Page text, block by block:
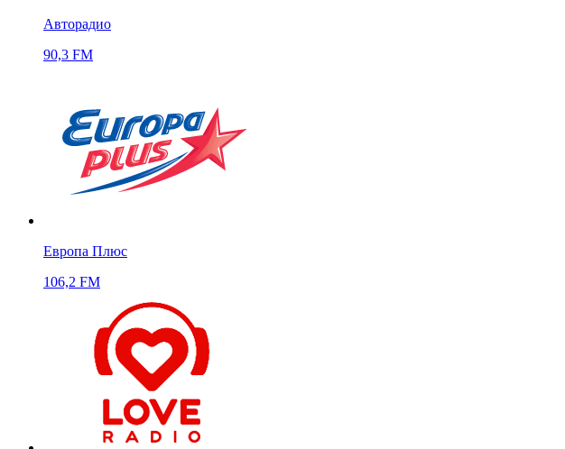
Авторадио
90,3 FM
Европа Плюс
106,2 FM